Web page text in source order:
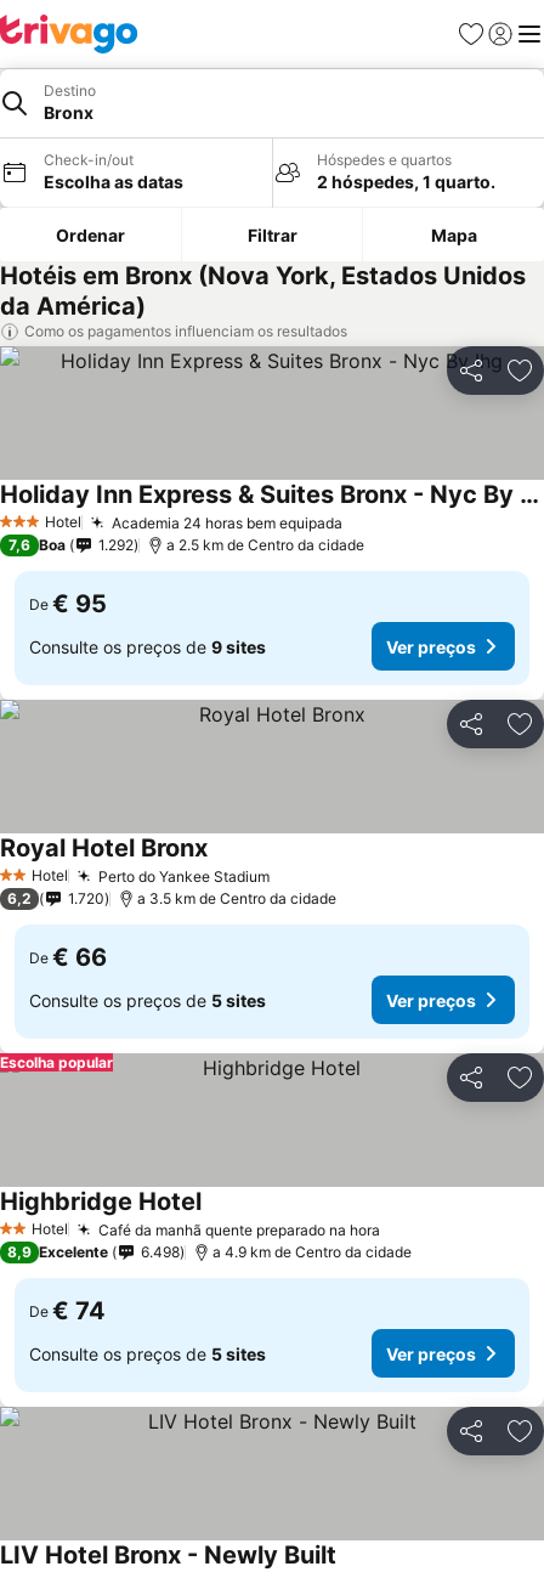
Favoritos
Iniciar
Destino
Bronx
Check-in/out
Escolha as datas
Hóspedes e quartos
2 hóspedes, 1 quarto.
Ordenar Filtrar Mapa
Hotéis em Bronx (Nova York, Estados Unidos
da América)
Como os pagamentos influenciam os resultados
Partilhar
3 EstrelasHotel Academia 24 horas bem equipada
Holiday Inn Express & Suites Bronx - Nyc By Ihg
7,6 Boa 1.292 a 2.5 km de Centro da cidade
De € 95
Consulte os preços de 9 sites Ver preços
Partilhar
2 Estrelas
Hotel Perto do Yankee Stadium
Royal Hotel Bronx
6,2 1.720 a 3.5 km de Centro da cidade
De € 66
Consulte os preços de 5 sites Ver preços
Partilhar
Escolha popular
2 Estrelas
Hotel Café da manhã quente preparado na hora
Highbridge Hotel
8,9 Excelente 6.498 a 4.9 km de Centro da cidade
De € 74
Consulte os preços de 5 sites Ver preços
Partilhar
LIV Hotel Bronx - Newly Built